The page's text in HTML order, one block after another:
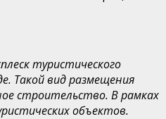
туристического
Такой вид размещения
строительство. В рамках
объектов.